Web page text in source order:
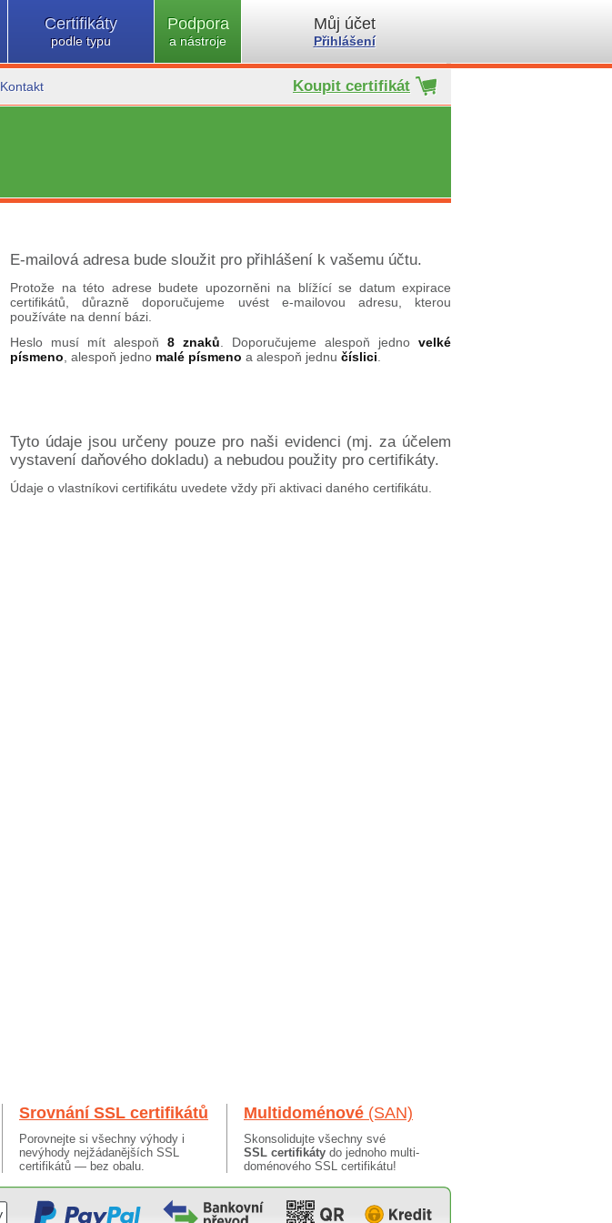
Certifikáty
podle typu
Podpora
a nástroje
Můj účet
Přihlášení
Kontakt Koupit certifikát
E-mailová adresa bude sloužit pro přihlášení k vašemu účtu.
Protože na této adrese budete upozorněni na blížící se datum expirace
certifikátů, důrazně doporučujeme uvést e-mailovou adresu, kterou
používáte na denní bázi.
Heslo musí mít alespoň 8 znaků . Doporučujeme alespoň jedno velké
písmeno , alespoň jedno malé písmeno a alespoň jednu číslici
Tyto údaje jsou určeny pouze pro naši evidenci (mj. za účelem
vystavení daňového dokladu) a nebudou použity pro certifikáty.
Údaje o vlastníkovi certifikátu uvedete vždy při aktivaci daného certifikátu.
Srovnání SSL certifikátů
Porovnejte si všechny výhody i
nevýhody nejžádanějších SSL
certifikátů — bez obalu.
Multidoménové (SAN)
Skonsolidujte všechny své
SSL certifikáty do jednoho multi-
doménového SSL certifikátu!